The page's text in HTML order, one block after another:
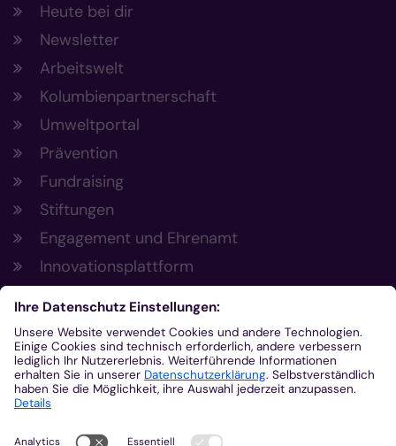
Heute bei dir
Newsletter
Arbeitswelt
Kolumbienpartnerschaft
Umweltportal
Prävention
Fundraising
Stiftungen
Engagement und Ehrenamt
Innovationsplattform
Aus der Plattform
Nachrichten
Veranstaltungen
Gottesdienste
Stellenangebote